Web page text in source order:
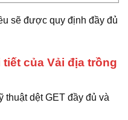
sẽ được quy định đầy đủ
của Vải địa trồng
thuật dệt GET đầy đủ và